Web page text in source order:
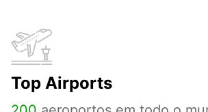
Top Airports